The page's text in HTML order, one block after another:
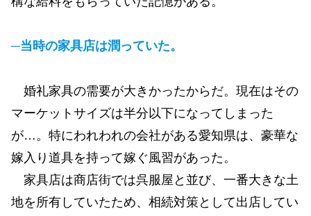
─当時の家具店は潤っていた。
婚礼家具の需要が大きかったからだ。現在はその
マーケットサイズは半分以下になってしまった
が…。特にわれわれの会社がある愛知県は、豪華な
嫁入り道具を持って嫁ぐ風習があった。
家具店は商店街では呉服屋と並び、一番大きな土
地を所有していたため、相続対策として出店してい